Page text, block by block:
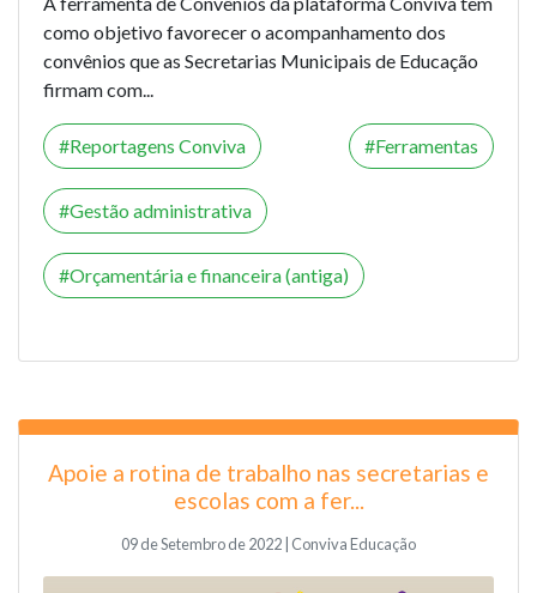
como objetivo favorecer o acompanhamento dos
convênios que as Secretarias Municipais de Educação
firmam com...
Reportagens Conviva Ferramentas
Gestão administrativa
Orçamentária e financeira (antiga)
Apoie a rotina de trabalho nas secretarias e
escolas com a fer...
09 de Setembro de 2022 | Conviva Educação